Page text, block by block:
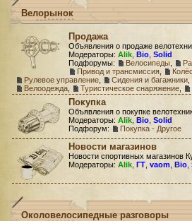
Велорынок
Продажа
Объявления о продаже
Модераторы: Alik Bio Solid
Подфорумы:
Велосипеды
Привод и трансмиссия
Рулевое управление
Сидения и багажники
Велоодежда
Туристическое снаряжение
Покупка
Объявления о покупке
Модераторы: Alik Bio Solid
Подфорум:
Покупка - Другое
Новости магазинов
Новости спортивных магазинов
Модераторы: Alik ГТ vaom Bio
Околовелосипедные разговоры